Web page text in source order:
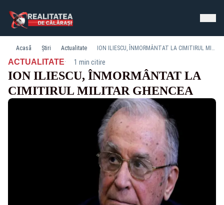
Acasă Știri Actualitate ION ILIESCU, ÎNMORMÂNTAT LA CIMITIRUL MILITAR GHENCEA
ACTUALITATE· 1 min citire
ION ILIESCU, ÎNMORMÂNTAT LA
CIMITIRUL MILITAR GHENCEA